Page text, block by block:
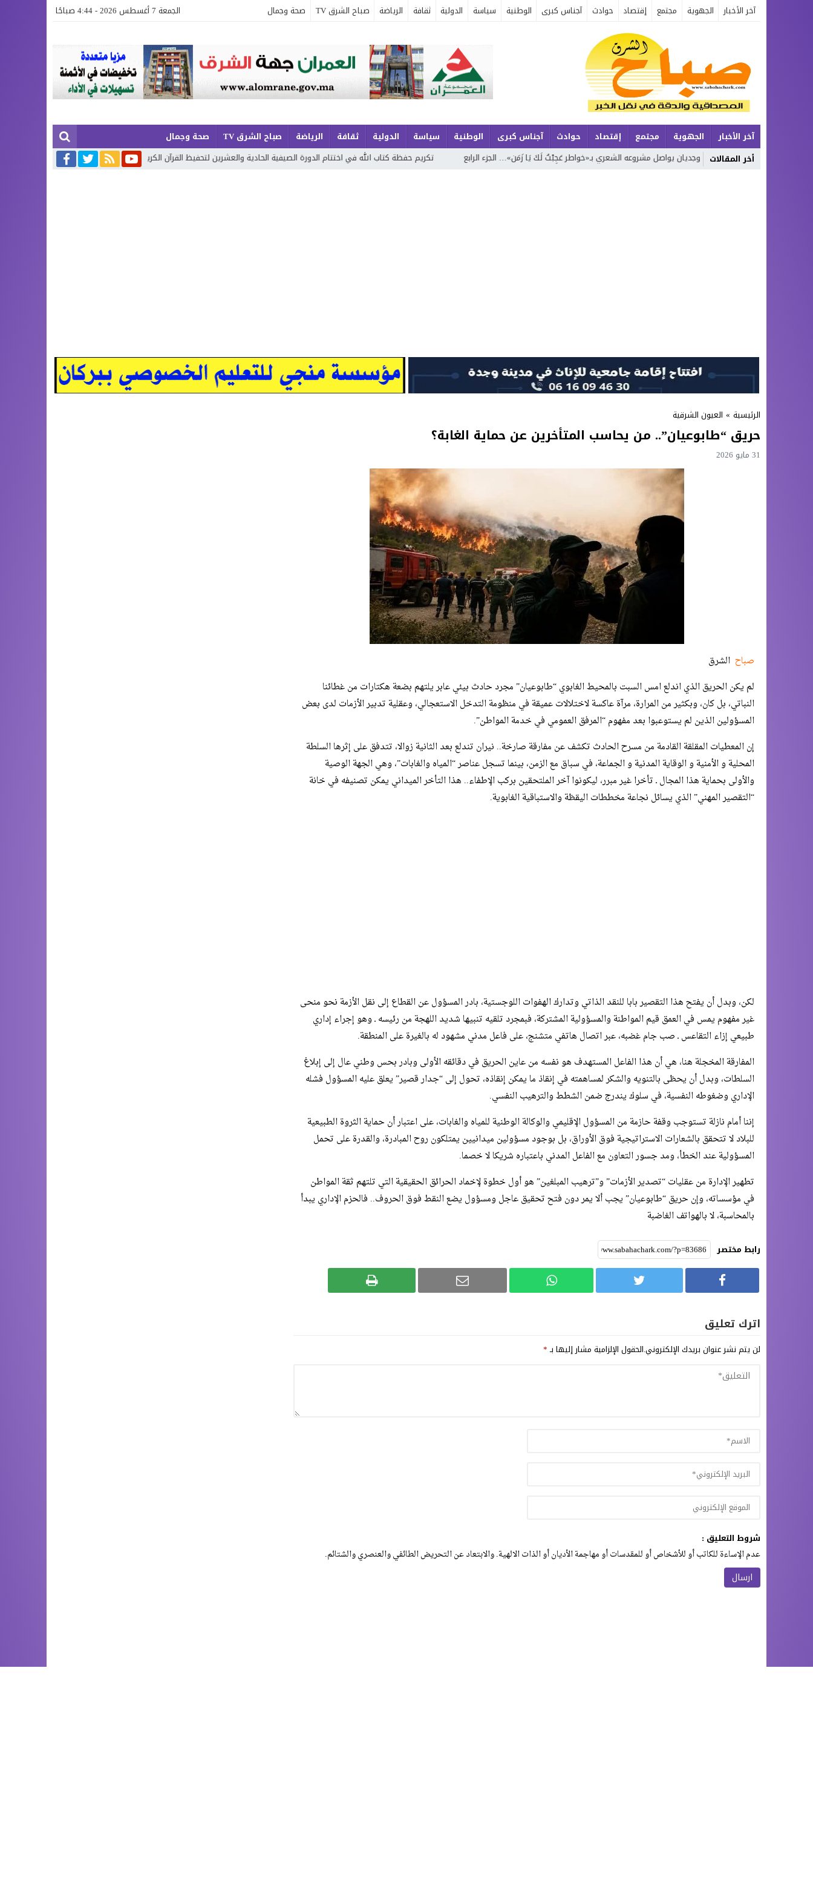
آخر الأخبار الجهوية مجتمع إقتصاد حوادث آجناس كبرى الوطنية سياسة الدولية ثقافة الرياضة صباح الشرق TV صحة وجمال الجمعة 7 أغسطس 2026 - 4:44 صباحًا
آخر الأخبار الجهوية مجتمع إقتصاد حوادث آجناس كبرى الوطنية سياسة الدولية ثقافة الرياضة صباح الشرق TV
صحة وجمال
أخر المقالات
محمد بوجديان يواصل مشروعه الشعري بـ«خواطر عَجِبْتُ لَكَ يَا زَمَن»… الجزء الرابع تكريم حفظة كتاب الله في اختتام الدورة الصيفية الحادية والعشرين لتحفيظ القرآن الكريم بإقليم بركان إطلاق حصة إضافية من الدعم
الرئيسية » العيون الشرقية
حريق “طابوعيان”.. من يحاسب المتأخرين عن حماية الغابة؟
31 مايو 2026
صباح الشرق
​لم يكن الحريق الذي اندلع امس السبت بالمحيط الغابوي “طابوعيان” مجرد حادث بيئي عابر يلتهم بضعة هكتارات من غطائنا
النباتي، بل كان، وبكثير من المرارة، مرآة عاكسة لاختلالات عميقة في منظومة التدخل الاستعجالي، وعقلية تدبير الأزمات لدى بعض
المسؤولين الذين لم يستوعبوا بعد مفهوم “المرفق العمومي في خدمة المواطن”.
​إن المعطيات المقلقة القادمة من مسرح الحادث تكشف عن مفارقة صارخة.. نيران تندلع بعد الثانية زوالا، تتدفق على إثرها السلطة
المحلية و الأمنية و الوقاية المدنية و الجماعة، في سباق مع الزمن، بينما تسجل عناصر “المياه والغابات”، وهي الجهة الوصية
والأولى بحماية هذا المجال ـ تأخرا غير مبرر، ليكونوا آخر الملتحقين بركب الإطفاء.. هذا التأخر الميداني يمكن تصنيفه في خانة
“التقصير المهني” الذي يسائل نجاعة مخططات اليقظة والاستباقية الغابوية.
لكن، وبدل أن يفتح هذا التقصير بابا للنقد الذاتي وتدارك الهفوات اللوجستية، بادر المسؤول عن القطاع إلى نقل الأزمة نحو منحى
غير مفهوم يمس في العمق قيم المواطنة والمسؤولية المشتركة، فبمجرد تلقيه تنبيها شديد اللهجة من رئيسه ـ وهو إجراء إداري
طبيعي إزاء التقاعس ـ صب جام غضبه، عبر اتصال هاتفي متشنج، على فاعل مدني مشهود له بالغيرة على المنطقة.
​المفارقة المخجلة هنا، هي أن هذا الفاعل المستهدف هو نفسه من عاين الحريق في دقائقه الأولى وبادر بحس وطني عال إلى إبلاغ
السلطات، وبدل أن يحظى بالتنويه والشكر لمساهمته في إنقاذ ما يمكن إنقاذه، تحول إلى “جدار قصير” يعلق عليه المسؤول فشله
الإداري وضغوطه النفسية، في سلوك يندرج ضمن الشطط والترهيب النفسي.
​إننا أمام نازلة تستوجب وقفة حازمة من المسؤول الإقليمي والوكالة الوطنية للمياه والغابات، على اعتبار أن حماية الثروة الطبيعية
للبلاد لا تتحقق بالشعارات الاستراتيجية فوق الأوراق، بل بوجود مسؤولين ميدانيين يمتلكون روح المبادرة، والقدرة على تحمل
المسؤولية عند الخطأ، ومد جسور التعاون مع الفاعل المدني باعتباره شريكا لا خصما.
​تطهير الإدارة من عقليات “تصدير الأزمات” و”ترهيب المبلغين” هو أول خطوة لإخماد الحرائق الحقيقية التي تلتهم ثقة المواطن
في مؤسساته، وإن حريق “طابوعيان” يجب ألا يمر دون فتح تحقيق عاجل ومسؤول يضع النقط فوق الحروف.. فالحزم الإداري يبدأ
بالمحاسبة، لا بالهواتف الغاضبة
رابط مختصر
اترك تعليق
لن يتم نشر عنوان بريدك الإلكتروني.الحقول الإلزامية مشار إليها بـ*
شروط التعليق :
عدم الإساءة للكاتب أو للأشخاص أو للمقدسات أو مهاجمة الأديان أو الذات الالهية. والابتعاد عن التحريض الطائفي والعنصري والشتائم.